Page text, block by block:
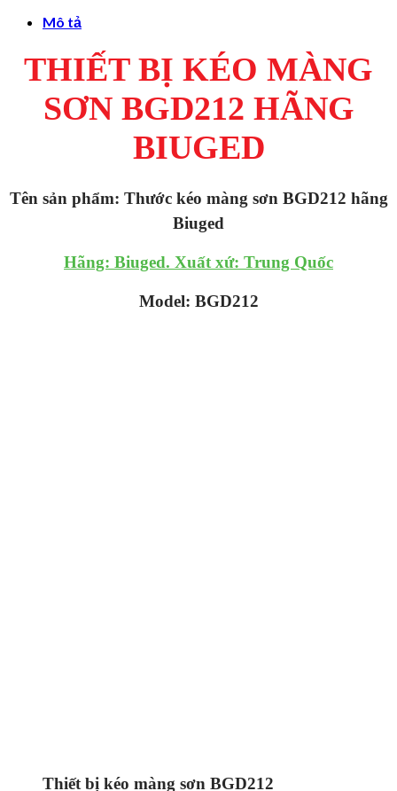
Mô tả
THIẾT BỊ KÉO MÀNG
SƠN BGD212 HÃNG
BIUGED
Tên sản phẩm: Thước kéo màng sơn BGD212 hãng
Biuged
Hãng: Biuged. Xuất xứ: Trung Quốc
Model: BGD212
Thiết bị kéo màng sơn BGD212